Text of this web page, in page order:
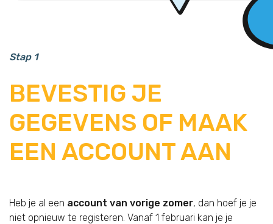
Stap 1
BEVESTIG JE
GEGEVENS OF MAAK
EEN ACCOUNT AAN
Heb je al een account van vorige zomer, dan hoef je je
niet opnieuw te registeren. Vanaf 1 februari kan je je